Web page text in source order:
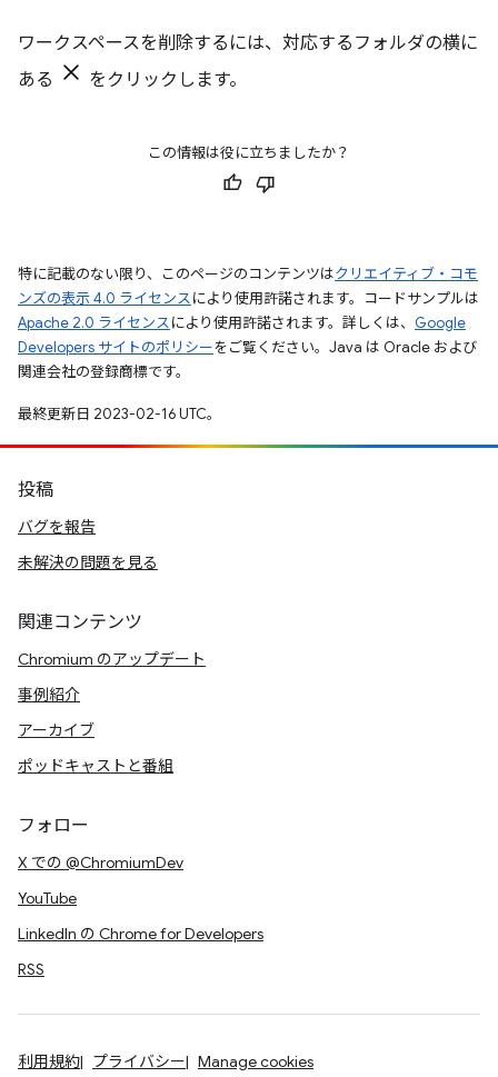
ワークスペースを削除するには、対応するフォルダの横に
ある
をクリックします。
この情報は役に立ちましたか？
特に記載のない限り、このページのコンテンツはクリエイティブ・コモ
ンズの表示 4.0 ライセンスにより使用許諾されます。コードサンプルは
Apache 2.0 ライセンスにより使用許諾されます。詳しくは、 Google
Developers サイトのポリシーをご覧ください。Java は Oracle および
関連会社の登録商標です。
最終更新日 2023-02-16 UTC。
投稿
バグを報告
未解決の問題を見る
関連コンテンツ
Chromium のアップデート
事例紹介
アーカイブ
ポッドキャストと番組
フォロー
X での @ChromiumDev
YouTube
LinkedIn の Chrome for Developers
RSS
利用規約 プライバシー Manage cookies